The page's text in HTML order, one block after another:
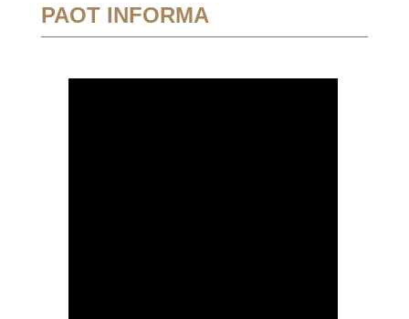
PAOT INFORMA